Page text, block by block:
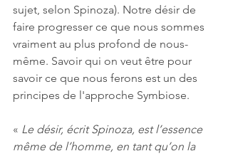
sujet, selon Spinoza). Notre désir de
faire progresser ce que nous sommes
vraiment au plus profond de nous-
même. Savoir qui on veut être pour
savoir ce que nous ferons est un des
principes de l'approche Symbiose.
« Le désir, écrit Spinoza, est l’essence
même de l’homme, en tant qu’on la